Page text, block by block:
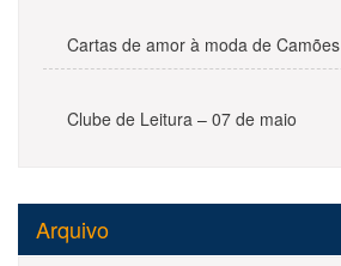
Cartas de amor à moda de Camões
Clube de Leitura – 07 de maio
Arquivo